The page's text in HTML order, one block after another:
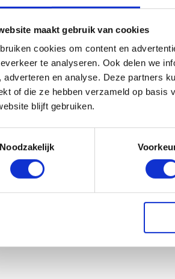
maakt gebruik van cookies
cookies om content en
te analyseren. Ook delen we
adverteren en analyse. Deze partners
of die ze hebben verzameld op basis
blijft gebruiken.
Noodzakelijk